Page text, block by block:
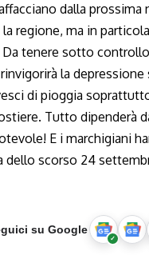
dalla
regione, ma in
tenere sotto
la
di pioggia
Tutto dipenderà
E i marchigiani
scorso 24
su Google